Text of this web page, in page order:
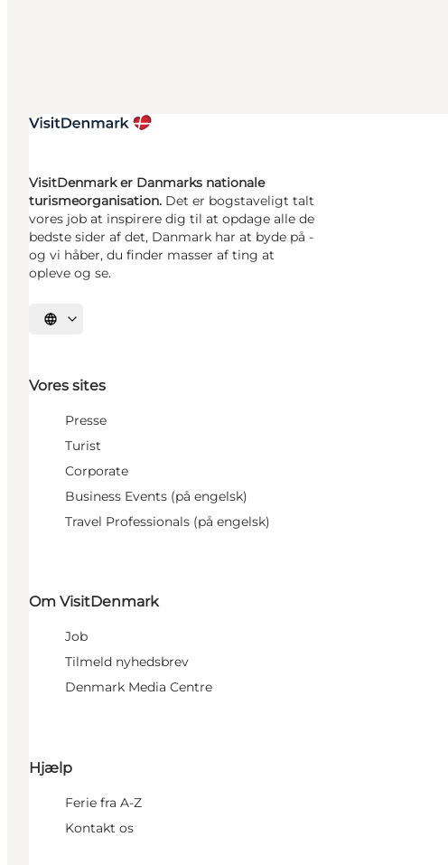
VisitDenmark er Danmarks nationale
turismeorganisation. Det er bogstaveligt talt
vores job at inspirere dig til at opdage alle de
bedste sider af det, Danmark har at byde på -
og vi håber, du finder masser af ting at
opleve og se.
Vælg sprog
Vores sites
Presse
Turist
Corporate
Business Events (på engelsk)
Travel Professionals (på engelsk)
Om VisitDenmark
Job
Tilmeld nyhedsbrev
Denmark Media Centre
Hjælp
Ferie fra A-Z
Kontakt os